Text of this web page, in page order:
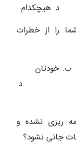
شما را از خطرات
د.
ریزی نشده و
جانی نشود؟